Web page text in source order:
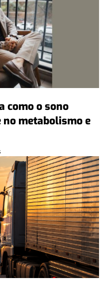
como o sono
metabolismo e